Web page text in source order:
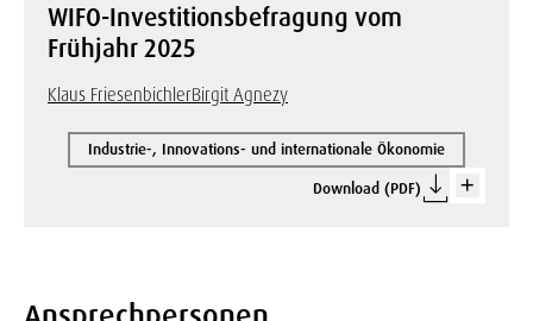
WIFO-Investitionsbefragung vom
Frühjahr 2025
Klaus FriesenbichlerBirgit Agnezy
Industrie-, Innovations- und internationale Ökonomie
Download (PDF)